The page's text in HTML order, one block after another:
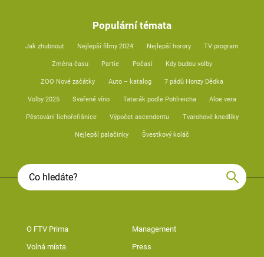
Populární témata
Jak zhubnout Nejlepší filmy 2024 Nejlepší horory TV program
Změna času Partie Počasí Kdy budou volby
ZOO Nové začátky Auto – katalog 7 pádů Honzy Dědka
Volby 2025 Svařené víno Tatarák podle Pohlreicha Aloe vera
Pěstování lichořeřišnice Výpočet ascendentu Tvarohové knedlíky
Nejlepší palačinky Švestkový koláč
O FTV Prima Management
Volná místa Press